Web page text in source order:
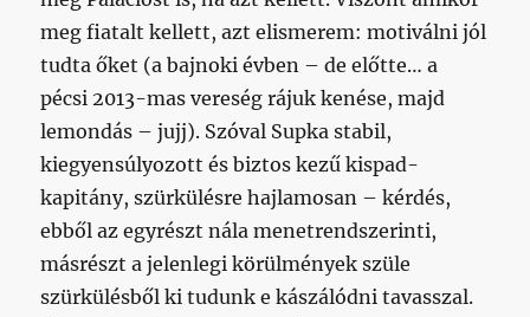
meg fiatalt kellett, azt elismerem: motiválni jól
tudta őket (a bajnoki évben – de előtte… a
pécsi 2013-mas vereség rájuk kenése, majd
lemondás – jujj). Szóval Supka stabil,
kiegyensúlyozott és biztos kezű kispad-
kapitány, szürkülésre hajlamosan – kérdés,
ebből az egyrészt nála menetrendszerinti,
másrészt a jelenlegi körülmények szüle
szürkülésből ki tudunk e kászálódni tavasszal.